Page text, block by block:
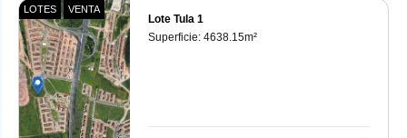
LOTES VENTA
Lote Tula 1
Superficie: 4638.15m²